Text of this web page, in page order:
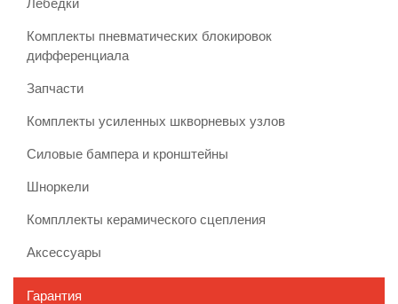
Комплекты пневматических блокировок
дифференциала
Запчасти
Комплекты усиленных шкворневых узлов
Силовые бампера и кронштейны
Шноркели
Компллекты керамического сцепления
Аксессуары
Гарантия